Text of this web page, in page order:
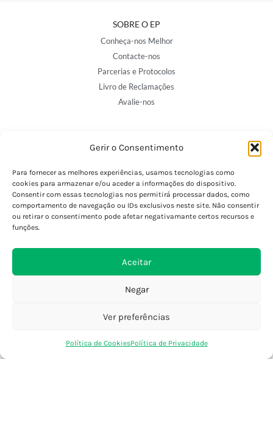
Gerir o Consentimento
Para fornecer as melhores experiências, usamos tecnologias como
cookies para armazenar e/ou aceder a informações do dispositivo.
Consentir com essas tecnologias nos permitirá processar dados, como
comportamento de navegação ou IDs exclusivos neste site. Não consentir
ou retirar o consentimento pode afetar negativamante certos recursos e
funções.
Aceitar
Negar
Ver preferências
Política de CookiesPolítica de Privacidade
SOBRE O EP
Conheça-nos Melhor
Contacte-nos
Parcerias e Protocolos
Livro de Reclamações
Avalie-nos
NOSSAS LOJAS
Porto - Boavista
Porto - Foz
Porto - S. João
Viana do Castelo
SAIBA MAIS
Política de Privacidade
Termos e Condições
Perguntas Frequentes